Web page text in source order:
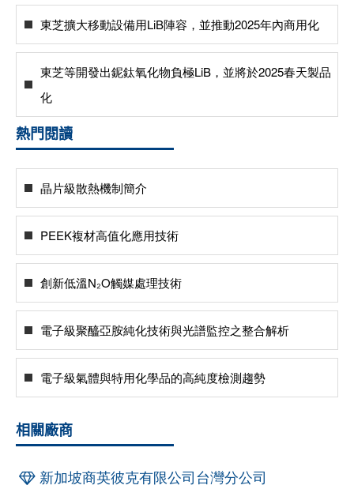
東芝擴大移動設備用LiB陣容，並推動2025年內商用化
東芝等開發出鈮鈦氧化物負極LiB，並將於2025春天製品
化
熱門閱讀
晶片級散熱機制簡介
PEEK複材高值化應用技術
創新低溫N₂O觸媒處理技術
電子級聚醯亞胺純化技術與光譜監控之整合解析
電子級氣體與特用化學品的高純度檢測趨勢
相關廠商
新加坡商英彼克有限公司台灣分公司